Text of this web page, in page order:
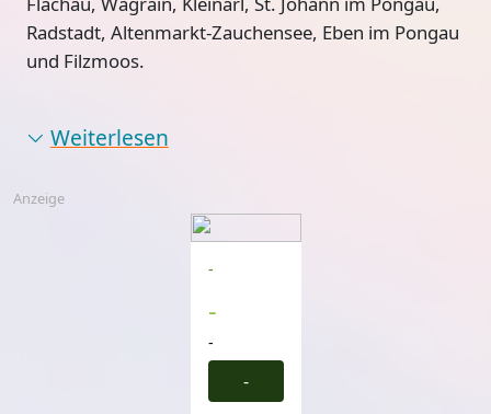
Radstadt, Altenmarkt-Zauchensee, Eben im Pongau
und Filzmoos.
Weiterlesen
Anzeige
-
-
-
-